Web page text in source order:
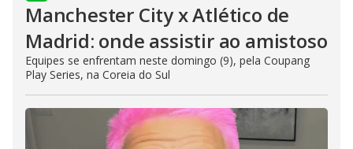
Manchester City x Atlético de
Madrid: onde assistir ao amistoso
Equipes se enfrentam neste domingo (9), pela Coupang
Play Series, na Coreia do Sul